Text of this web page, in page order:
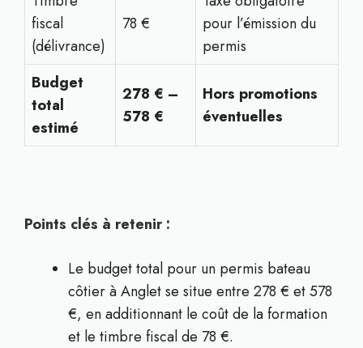
fiscal
(délivrance)
78 €
pour l’émission du
permis
Budget
total
estimé
278 € –
578 €
Hors promotions
éventuelles
Points clés à retenir :
Le budget total pour un permis bateau
côtier à Anglet se situe entre 278 € et 578
€, en additionnant le coût de la formation
et le timbre fiscal de 78 €.